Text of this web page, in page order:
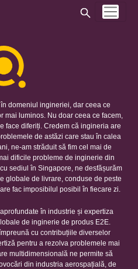
domeniul ingineriei, dar ceea ce
mai luminos. Nu doar ceea ce facem,
face diferiți. Credem că ingineria are
de astăzi care stau în calea
ne-am străduit să fim cel mai de
dificile probleme de inginerie din
sediul în Singapore, ne desfășurăm
globale de livrare, conduse de peste
fac imposibilul posibil în fiecare zi.
în industrie și expertiza
de inginerie de produs E2E.
cu contribuțiile diverselor
pentru a rezolva problemele mai
multidimensională ne permite să
din industria aerospațială, de